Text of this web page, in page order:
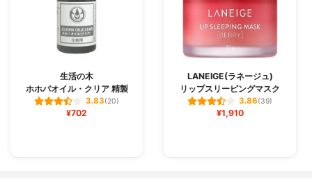
生活の木
ホホバオイル・クリア 精製
3.83(20)
¥702
LANEIGE(ラネージュ)
リップスリーピングマスク
3.86(39)
¥1,910